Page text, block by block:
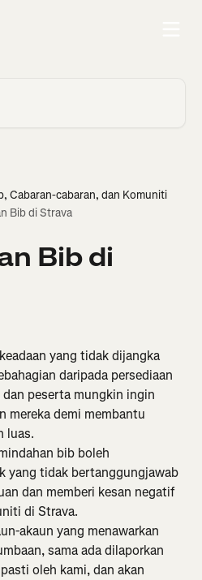
Cabaran-cabaran, dan Komuniti
Bib di Strava
Bib di
yang tidak dijangka
daripada persediaan
peserta mungkin ingin
mereka demi membantu
luas.
bib boleh
yang tidak bertanggungjawab
dan memberi kesan negatif
di Strava.
akaun yang menawarkan
sama ada dilaporkan
oleh kami, dan akan